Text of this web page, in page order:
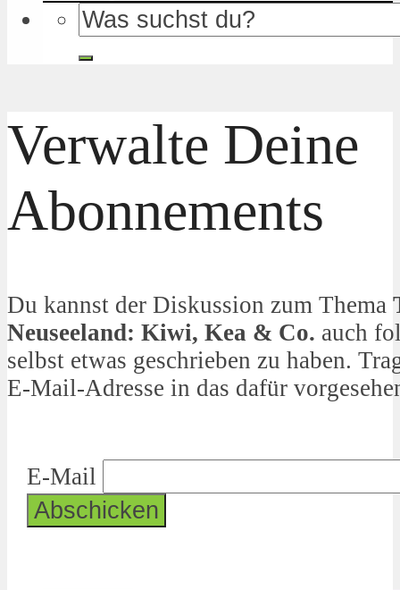
Verwalte Deine
Abonnements
Du kannst der Diskussion zum Thema
Neuseeland: Kiwi, Kea & Co. auch
selbst etwas geschrieben zu haben.
E-Mail-Adresse in das dafür
E-Mail